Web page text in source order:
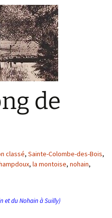
Baronnie de Saint-Verain
Comté d’Auxerre
Comté de Gien
Comté de Sancerre
de
classé, Sainte-Colombe-des-Bois,
, la montoise, nohain,
et du Nohain à Suilly)